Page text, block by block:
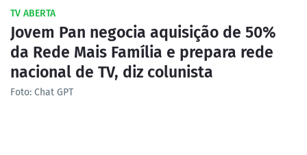
TV ABERTA
Jovem Pan negocia aquisição de 50%
da Rede Mais Família e prepara rede
nacional de TV, diz colunista
Foto: Chat GPT